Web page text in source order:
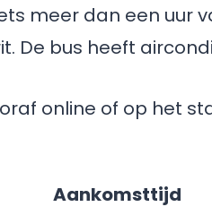
meer dan een uur
De bus heeft
online of op het
Aankomsttijd